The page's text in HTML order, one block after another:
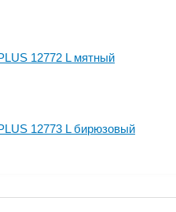
12772 L мятный
12773 L бирюзовый